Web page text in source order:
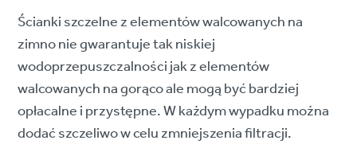
Ścianki szczelne z elementów walcowanych na
zimno nie gwarantuje tak niskiej
wodoprzepuszczalności jak z elementów
walcowanych na gorąco ale mogą być bardziej
opłacalne i przystępne. W każdym wypadku można
dodać szczeliwo w celu zmniejszenia filtracji.